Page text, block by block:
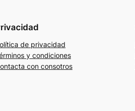
de privacidad
y condiciones
con consotros